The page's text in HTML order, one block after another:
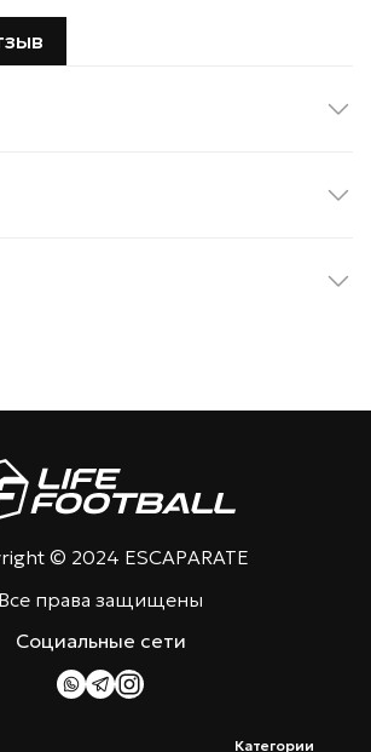
© 2024 ESCAPARATE
Все права защищены
Категории
Социальные сети